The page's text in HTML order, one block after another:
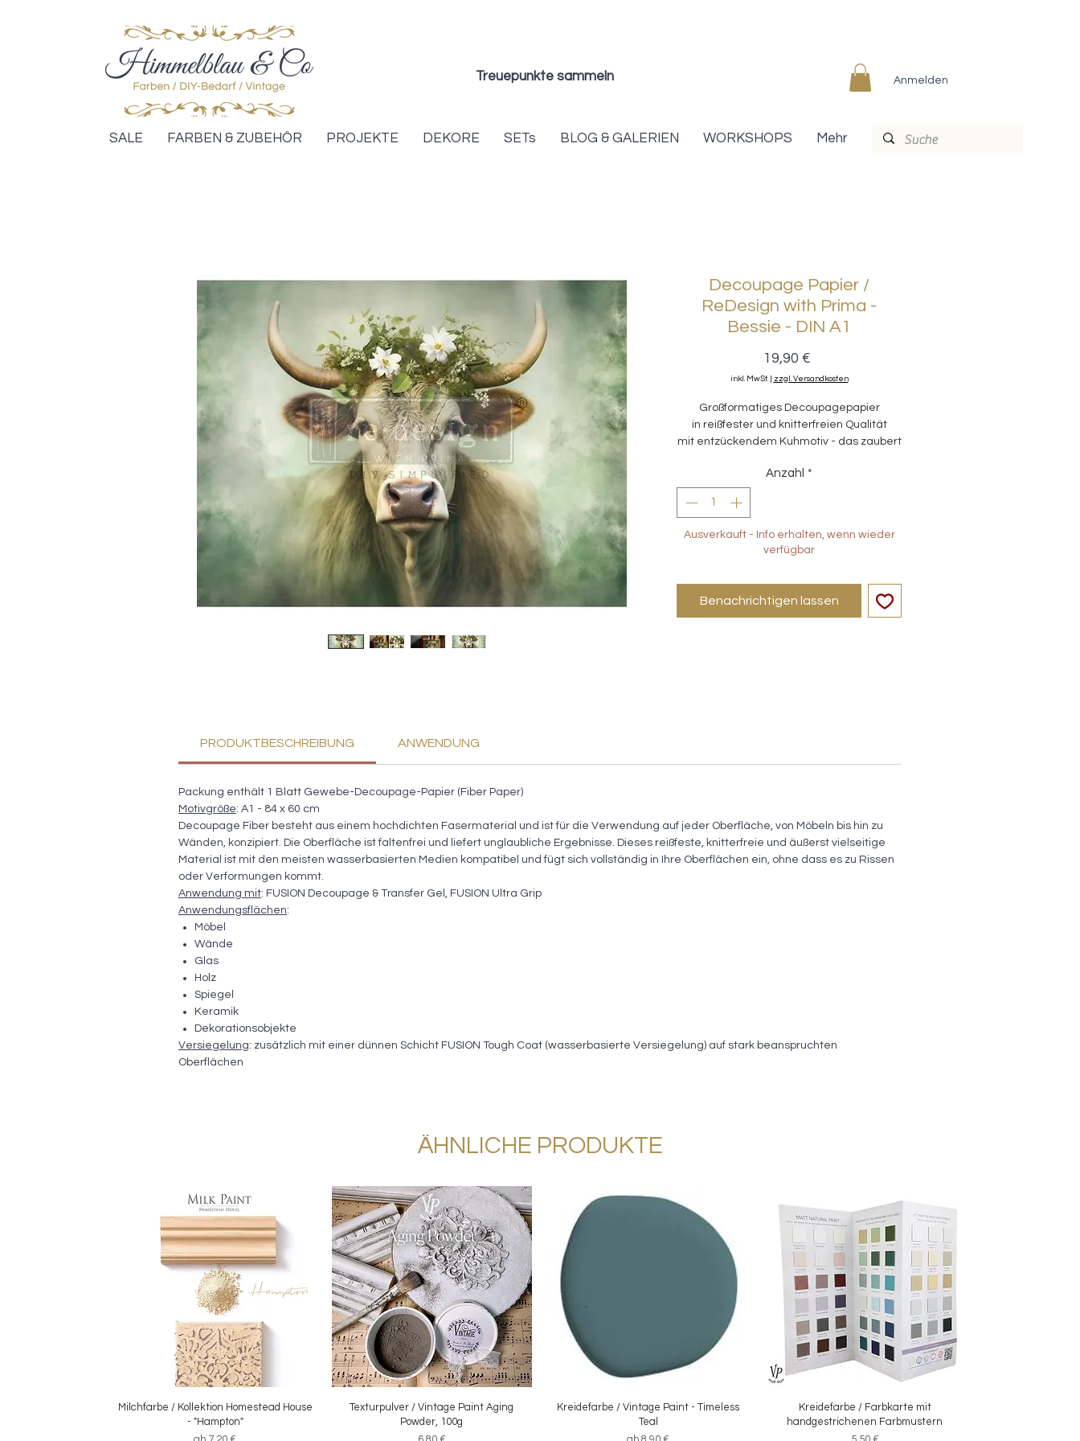
Treuepunkte sammeln Anmelden
SALE FARBEN & ZUBEHÖR PROJEKTE DEKORE SETs BLOG & GALERIEN WORKSHOPS Mehr
Decoupage Papier /
ReDesign with Prima -
Bessie - DIN A1
19,90 €
inkl. MwSt. zzgl. Versandkosten
Großformatiges Decoupagepapier
in reißfester und knitterfreien Qualität
mit entzückendem Kuhmotiv - das zaubert
Anzahl *
Ausverkauft - Info erhalten, wenn wieder
verfügbar
Benachrichtigen lassen
PRODUKTBESCHREIBUNG ANWENDUNG
Packung enthält 1 Blatt Gewebe-Decoupage-Papier (Fiber Paper)
Motivgröße: A1 - 84 x 60 cm
Decoupage Fiber besteht aus einem hochdichten Fasermaterial und ist für die Verwendung auf jeder Oberfläche, von Möbeln bis hin zu
Wänden, konzipiert. Die Oberfläche ist faltenfrei und liefert unglaubliche Ergebnisse. Dieses reißfeste, knitterfreie und äußerst vielseitige
Material ist mit den meisten wasserbasierten Medien kompatibel und fügt sich vollständig in Ihre Oberflächen ein, ohne dass es zu Rissen
oder Verformungen kommt.
Anwendung mit: FUSION Decoupage & Transfer Gel, FUSION Ultra Grip
Anwendungsflächen:
Möbel
Wände
Glas
Holz
Spiegel
Keramik
Dekorationsobjekte
Versiegelung: zusätzlich mit einer dünnen Schicht FUSION Tough Coat (wasserbasierte Versiegelung) auf stark beanspruchten
Oberflächen
ÄHNLICHE PRODUKTE
Schnellansicht
Milchfarbe / Kollektion Homestead House
- "Hampton"
Sale-Preis
Schnellansicht
Texturpulver / Vintage Paint Aging
Powder, 100g
Preis
Schnellansicht
Kreidefarbe / Vintage Paint - Timeless
Teal
Sale-Preis
Schnellansicht
Kreidefarbe / Farbkarte mit
handgestrichenen Farbmustern
Preis